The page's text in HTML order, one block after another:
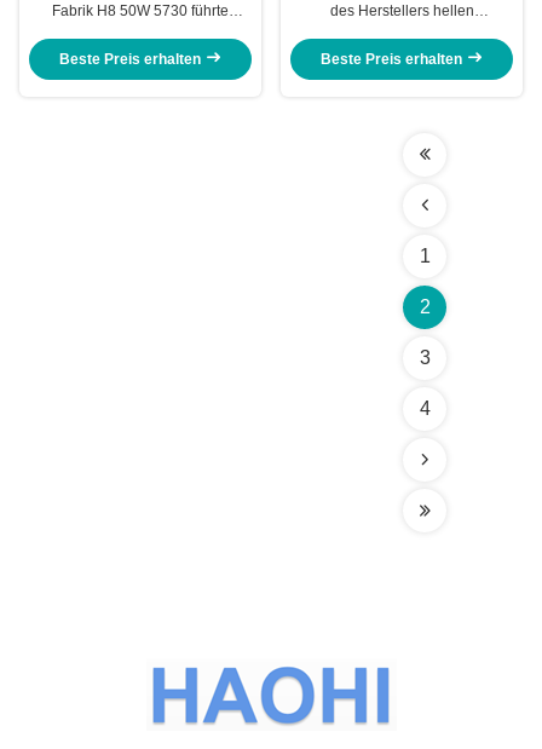
Fabrik H8 50W 5730 führte
den h11 Scheinwerferbirne für
Beste Preis erhalten
des Herstellers hellen
Scheinwerfers h7, den h4
Beste Preis erhalten
1
2
3
4